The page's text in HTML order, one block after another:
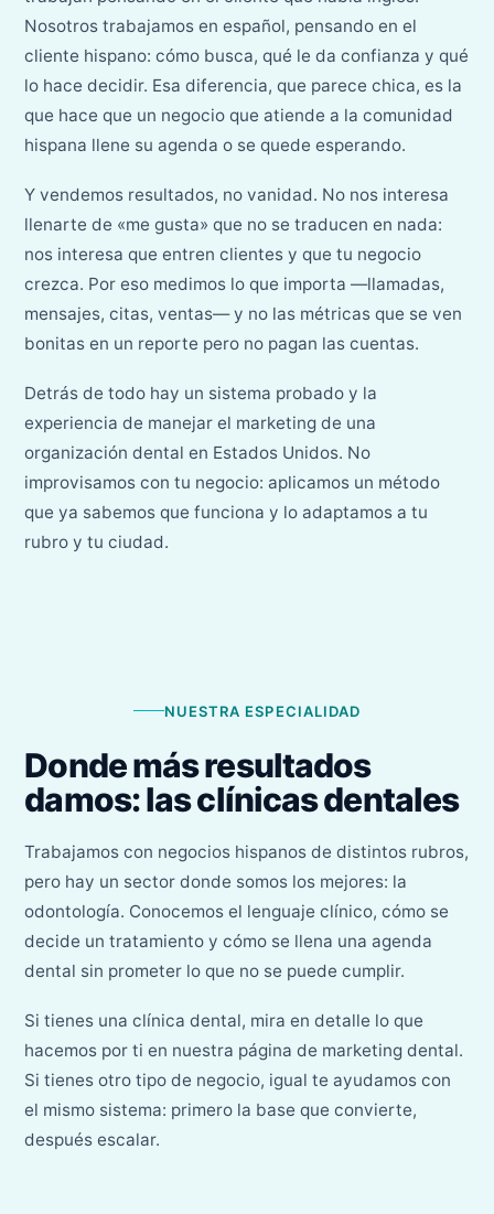
Nosotros trabajamos en español, pensando en el
cliente hispano: cómo busca, qué le da confianza y qué
lo hace decidir. Esa diferencia, que parece chica, es la
que hace que un negocio que atiende a la comunidad
hispana llene su agenda o se quede esperando.
Y vendemos resultados, no vanidad. No nos interesa
llenarte de «me gusta» que no se traducen en nada:
nos interesa que entren clientes y que tu negocio
crezca. Por eso medimos lo que importa —llamadas,
mensajes, citas, ventas— y no las métricas que se ven
bonitas en un reporte pero no pagan las cuentas.
Detrás de todo hay un sistema probado y la
experiencia de manejar el marketing de una
organización dental en Estados Unidos. No
improvisamos con tu negocio: aplicamos un método
que ya sabemos que funciona y lo adaptamos a tu
rubro y tu ciudad.
NUESTRA ESPECIALIDAD
Donde más resultados
damos: las clínicas dentales
Trabajamos con negocios hispanos de distintos rubros,
pero hay un sector donde somos los mejores: la
odontología. Conocemos el lenguaje clínico, cómo se
decide un tratamiento y cómo se llena una agenda
dental sin prometer lo que no se puede cumplir.
Si tienes una clínica dental, mira en detalle lo que
hacemos por ti en nuestra página de marketing dental.
Si tienes otro tipo de negocio, igual te ayudamos con
el mismo sistema: primero la base que convierte,
después escalar.